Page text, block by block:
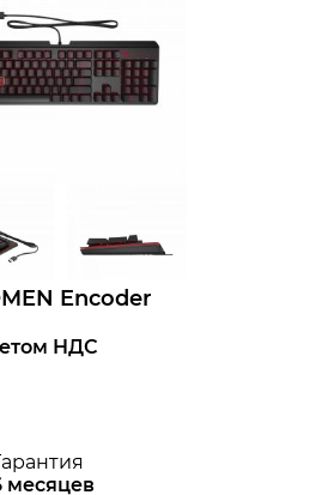
Encoder
НДС
месяцев